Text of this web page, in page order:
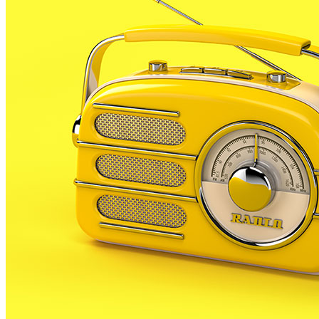
Malgrat seguirà de prop la tasca de neteja dels
carrers a la matinada. Ho farà per evitar que es
puguin repetir agressions com la que va patir
dissabte a primera hora, un operari de l’empresa
Coptalia, que estava escombrant a la zona del carrer
El consistori malgratenc, la Policia i l’empresa s’han
reunit aquesta setmana per intentar reforçar la
seguretat del servei amb petites actuacions.
Sigui com sigui, l’alcalde de Malgrat, Joan Mercader,
assegura que l’agressió és un fet aïllat.
En canvi el mitjà local, el malgratenc.cat assegurava
que ja hi ha hagut altres agressions físiques i verbals a